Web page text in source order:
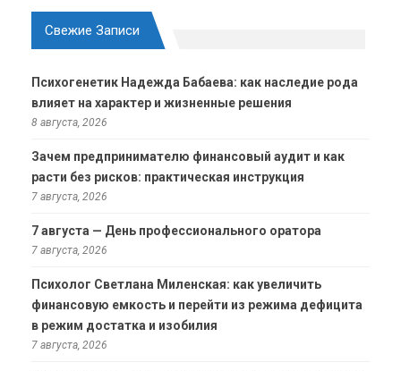
Свежие Записи
Психогенетик Надежда Бабаева: как наследие рода
влияет на характер и жизненные решения
8 августа, 2026
Зачем предпринимателю финансовый аудит и как
расти без рисков: практическая инструкция
7 августа, 2026
7 августа — День профессионального оратора
7 августа, 2026
Психолог Светлана Миленская: как увеличить
финансовую емкость и перейти из режима дефицита
в режим достатка и изобилия
7 августа, 2026